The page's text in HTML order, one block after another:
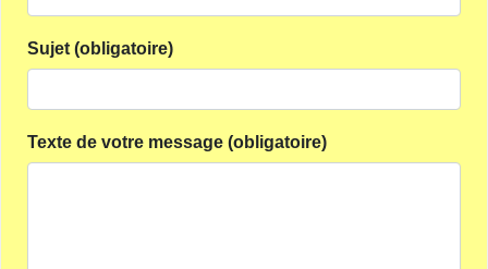
Sujet (obligatoire)
Texte de votre message (obligatoire)